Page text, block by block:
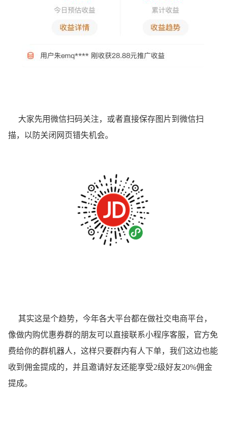
大家先用微信扫码关注，或者直接保存图片到微信扫
描，以防关闭网页错失机会。
其实这是个趋势，今年各大平台都在做社交电商平台，
像做内购优惠券群的朋友可以直接联系小程序客服，官方免
费给你的群机器人，这样只要群内有人下单，我们这边也能
收到佣金提成的，并且邀请好友还能享受2级好友20%佣金
提成。